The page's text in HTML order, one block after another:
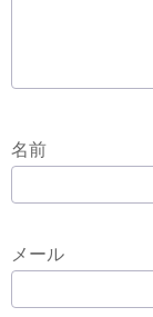
名前
メール